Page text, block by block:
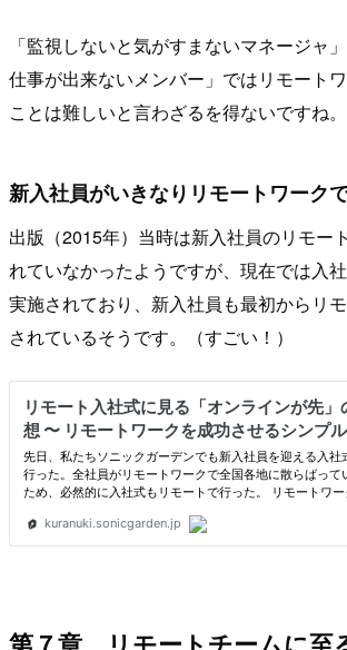
「監視しないと気がすまないマネージャ
仕事が出来ないメンバー」ではリモート
ことは難しいと言わざるを得ないですね。
新入社員がいきなりリモートワーク
出版（2015年）当時は新入社員のリモー
れていなかったようですが、現在では入
実施されており、新入社員も最初からリ
されているそうです。（すごい！）